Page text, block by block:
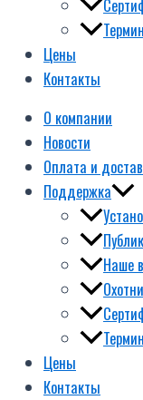
Цены
Контакты
О компании
Новости
Оплата и
Поддержка
Наше
Цены
Контакты